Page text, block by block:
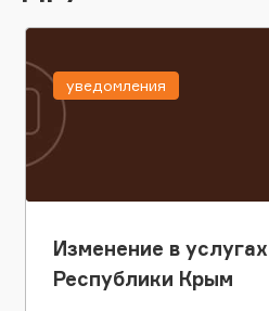
Изменение в
Республики Крым
уведомления